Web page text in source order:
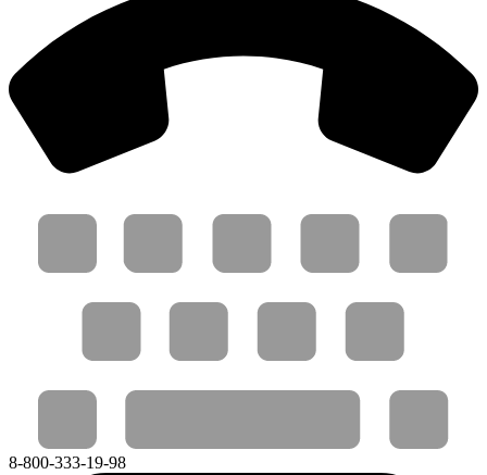
8-800-333-19-98